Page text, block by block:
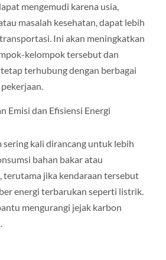
mengemudi karena usia,
masalah kesehatan, dapat lebih
Ini akan meningkatkan
kelompok tersebut dan
terhubung dengan berbagai
Emisi dan Efisiensi Energi
kali dirancang untuk lebih
bahan bakar atau
terutama jika kendaraan tersebut
energi terbarukan seperti listrik.
mengurangi jejak karbon